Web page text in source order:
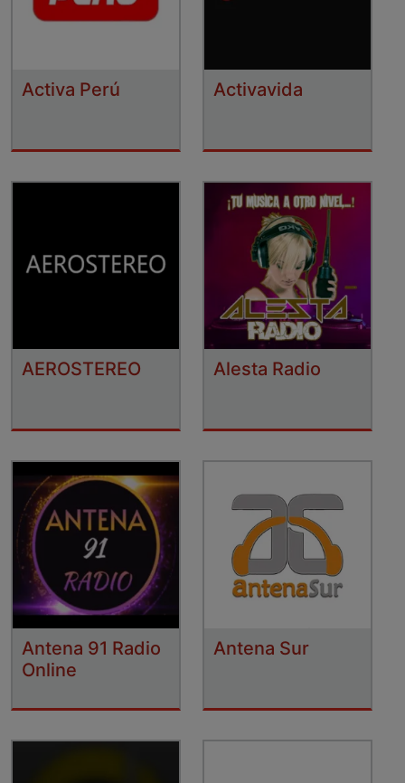
Activa Perú Activavida
AEROSTEREO Alesta Radio
Antena 91 Radio
Online
Antena Sur